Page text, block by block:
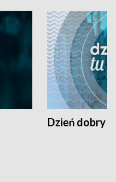
Dzień dobry